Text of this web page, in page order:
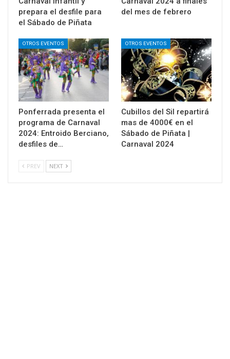
prepara el desfile para
el Sábado de Piñata
del mes de febrero
OTROS EVENTOS
Ponferrada presenta el
programa de Carnaval
2024: Entroido Berciano,
desfiles de…
OTROS EVENTOS
Cubillos del Sil repartirá
mas de 4000€ en el
Sábado de Piñata |
Carnaval 2024
PREV NEXT